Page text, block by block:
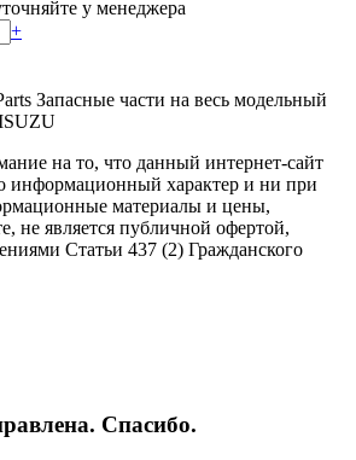
у менеджера
+
Запасные части на весь модельный
на то, что данный интернет-сайт
информационный характер и ни при
материалы и цены,
не является публичной офертой,
Статьи 437 (2) Гражданского
Спасибо.